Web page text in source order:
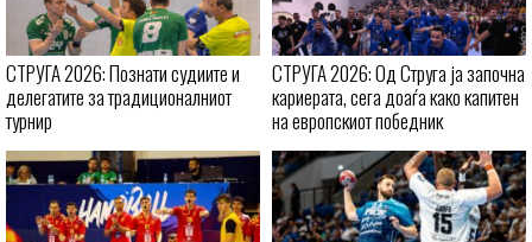
СТРУГА 2026: Познати судиите и
делегатите за традиционалниот
турнир
СТРУГА 2026: Од Струга ја започна
кариерата, сега доаѓа како капитен
на европскиот победник